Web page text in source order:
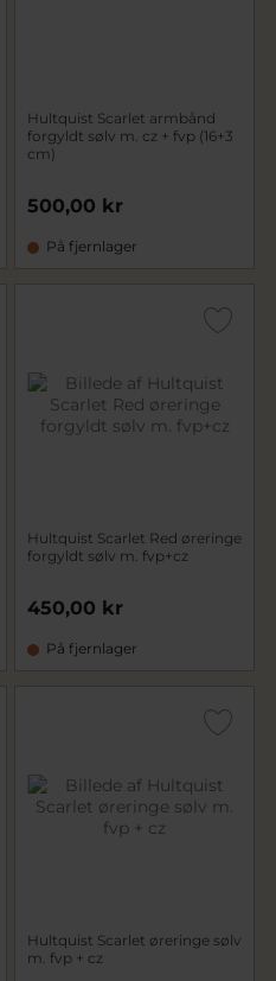
Hultquist Scarlet armbånd
forgyldt sølv m. cz + fvp (16+3
cm)
500,00 kr
På fjernlager
Hultquist Scarlet Red øreringe
forgyldt sølv m. fvp+cz
450,00 kr
På fjernlager
Hultquist Scarlet øreringe sølv
m. fvp + cz